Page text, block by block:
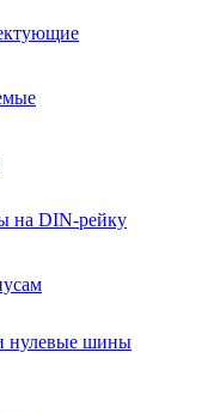
на DIN-рейку
нулевые шины